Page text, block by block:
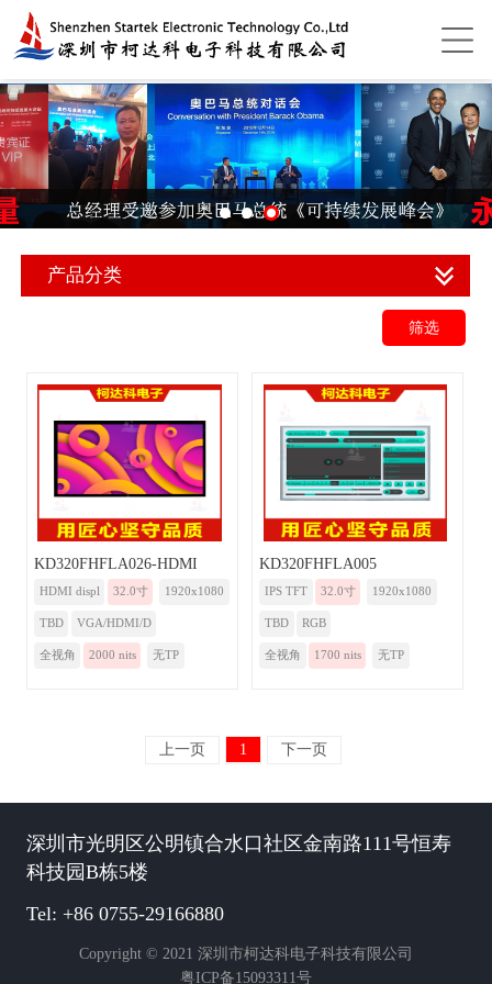
产品分类
筛选
KD320FHFLA026-HDMI
HDMI displ 32.0寸 1920x1080
TBD VGA/HDMI/D
全视角 2000 nits 无TP
KD320FHFLA005
IPS TFT 32.0寸 1920x1080
TBD RGB
全视角 1700 nits 无TP
上一页 1 下一页
深圳市光明区公明镇合水口社区金南路111号恒寿
科技园B栋5楼
Tel: +86 0755-29166880
Copyright © 2021 深圳市柯达科电子科技有限公司
粤ICP备15093311号